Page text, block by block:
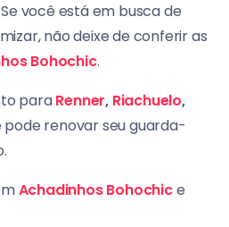
você está em busca de
não deixe de conferir as
Bohochic.
paraRenner, Riachuelo,
renovar seu guarda-
Achadinhos Bohochice